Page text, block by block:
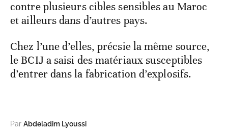
contre plusieurs cibles sensibles au Maroc
et ailleurs dans d’autres pays.
Chez l’une d’elles, précsie la même source,
le BCIJ a saisi des matériaux susceptibles
d’entrer dans la fabrication d’explosifs.
Par Abdeladim Lyoussi